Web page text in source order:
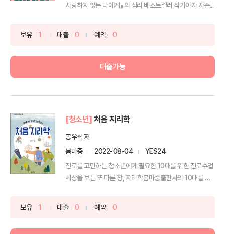
사랑하지 않는 나에게』 의 심리 베스트셀러 작가이자 자존...
보유 1 대출 0 예약 0
대출가능
[청소년] 처음 지리학
공우석 저
봄마중
2022-08-04
YES24
진로를 고민하는 청소년에게 필요한 10대를 위한 진로수업
세상을 보는 또 다른 창, 지리학봄마중출판사의 10대를 위
보유 1 대출 0 예약 0